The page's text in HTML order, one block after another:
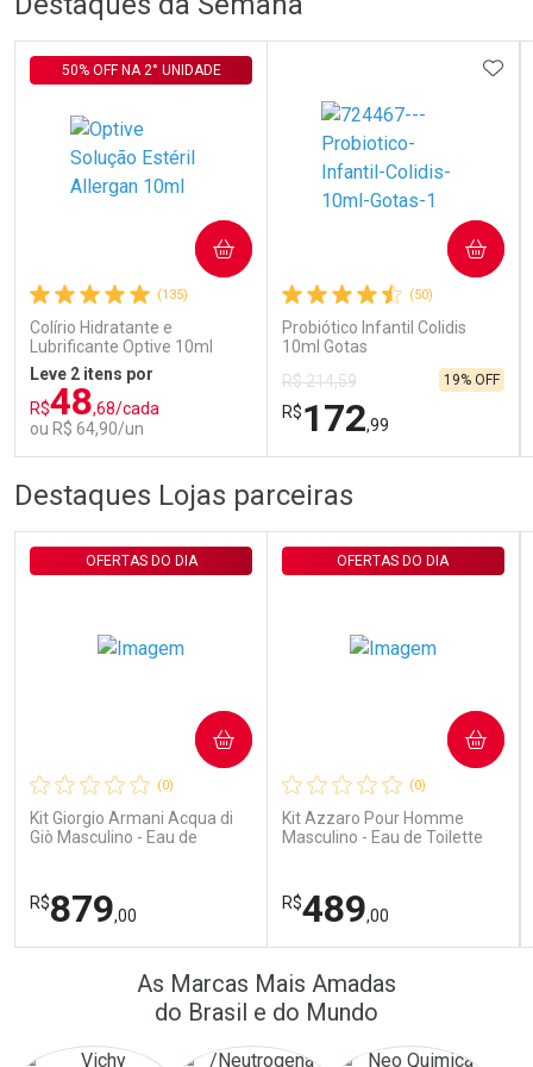
Laboratório
Comprar sem Desconto
Por R$ 29,30/cada
Por Menos
Comprar sem Desconto
Por R$ 29,30/cada
(135)
Colírio Hidratante e
Lubrificante Optive 10ml
50% OFF NA 2° UNIDADE
Leve 2 itens por
R$48,68/cada
ou R$ 64,90/un
COMPRAR
FECHAR
Laboratório
Comprar sem Desconto
Por R$ 64,90/cada
FECHAR
Por Menos
Comprar sem Desconto
Por R$ 64,90/cada
(50)
Probiótico Infantil Colidis
10ml Gotas
R$ 214,59
R$172,99
19% OFF
COMPRAR
Comprar sem Desconto
Por R$ 172,99/cada
Por Menos
Comprar sem Desconto
Por R$ 172,99/cada
Destaques Lojas parceiras
(0)
Kit Giorgio Armani Acqua di
Giò Masculino - Eau de
OFERTAS DO DIA
R$879,00
COMPRAR
FECHAR
FECHAR
Por Menos
(0)
Kit Azzaro Pour Homme
Masculino - Eau de Toilette
OFERTAS DO DIA
R$489,00
COMPRAR
Laboratório
Por Menos
As Marcas Mais Amadas
do Brasil e do Mundo